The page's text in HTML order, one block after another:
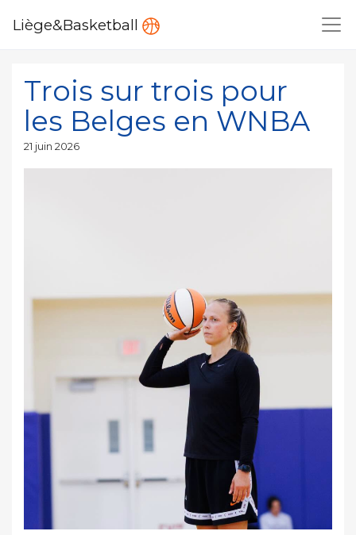
Liège&Basketball
Trois sur trois pour
les Belges en WNBA
Publié
21 juin 2026